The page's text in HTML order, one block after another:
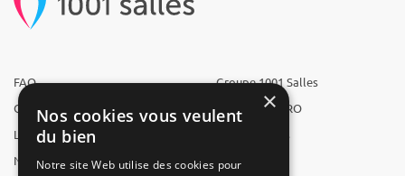
FAQ
Qui sommes-nous ?
L'équipe
Nous recrutons
Groupe 1001 Salles
1001 Salles PRO
1001 Traiteurs
1001 Artistes
×
Nos cookies vous veulent
du bien
Notre site Web utilise des cookies pour